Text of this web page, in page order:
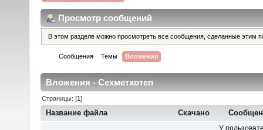
Просмотр сообщений
В этом разделе можно просмотреть все сообщения, сделанные этим
Сообщения Темы Вложения
Вложения - Сехметхотеп
Страницы: [1]
Название файла Скачано
У